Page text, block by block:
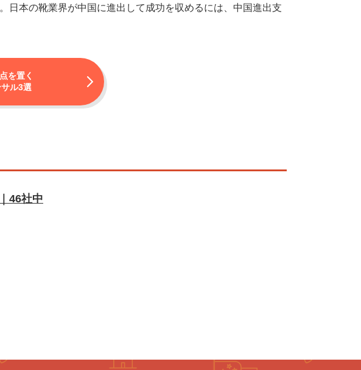
日本の靴業界が中国に進出して成功を収めるには、中国進出支
を置く
ル3選
46社中